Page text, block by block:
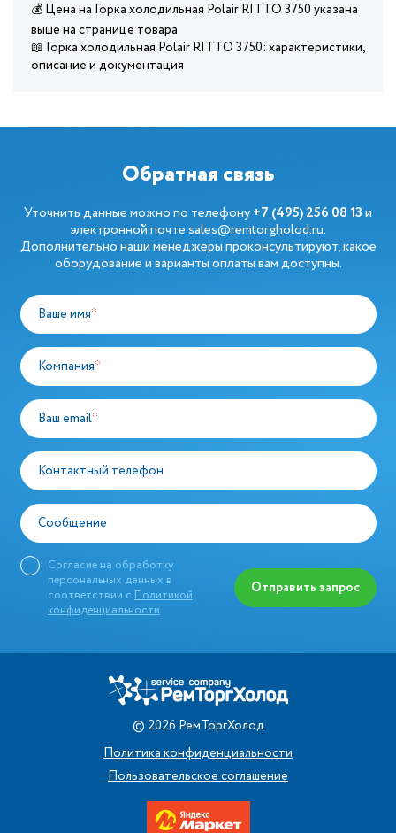
💰 Цена на Горка холодильная Polair RITTO 3750 указана
выше на странице товара
📖 Горка холодильная Polair RITTO 3750: характеристики,
описание и документация
Обратная связь
Уточнить данные можно по телефону+7 (495) 256 08 13и
электронной почтеsales@remtorgholod.ru.
Дополнительно наши менеджеры проконсультируют, какое
оборудование и варианты оплаты вам доступны.
Ваше имя*
Компания*
Ваш email*
Контактный телефон
Сообщение
Согласие на обработку
персональных данных в
соответствии с Политикой
конфиденциальности
Отправить запрос
© 2026 РемТоргХолод
Политика конфиденциальности
Пользовательское соглашение